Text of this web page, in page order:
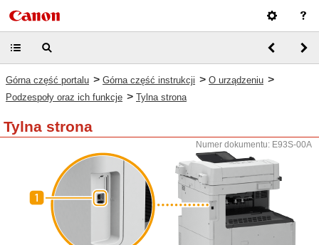
Górna część portalu > Górna część instrukcji > O urządzeniu >
Podzespoły oraz ich funkcje > Tylna strona
Tylna strona
Numer dokumentu: E93S-00A